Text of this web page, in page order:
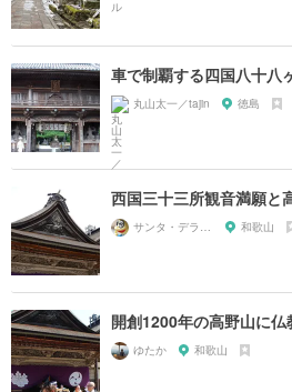
車で制覇する四国八十八
丸山太一／tajin 徳島
西国三十三所観音満願と
サンタ・デラックス 和歌山
開創1200年の高野山に仏
ゆたか 和歌山